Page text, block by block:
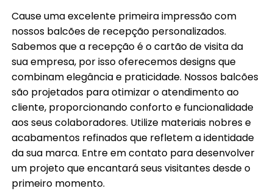
Cause uma excelente primeira impressão com
nossos balcões de recepção personalizados.
Sabemos que a recepção é o cartão de visita da
sua empresa, por isso oferecemos designs que
combinam elegância e praticidade. Nossos balcões
são projetados para otimizar o atendimento ao
cliente, proporcionando conforto e funcionalidade
aos seus colaboradores. Utilize materiais nobres e
acabamentos refinados que refletem a identidade
da sua marca. Entre em contato para desenvolver
um projeto que encantará seus visitantes desde o
primeiro momento.